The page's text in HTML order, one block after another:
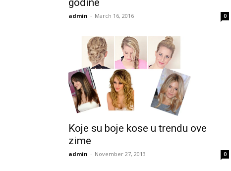
godine
admin - March 16, 2016 0
Koje su boje kose u trendu ove
zime
admin - November 27, 2013 0